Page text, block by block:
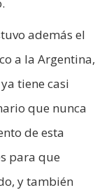
además el
a la Argentina,
tiene casi
que nunca
de esta
para que
y también